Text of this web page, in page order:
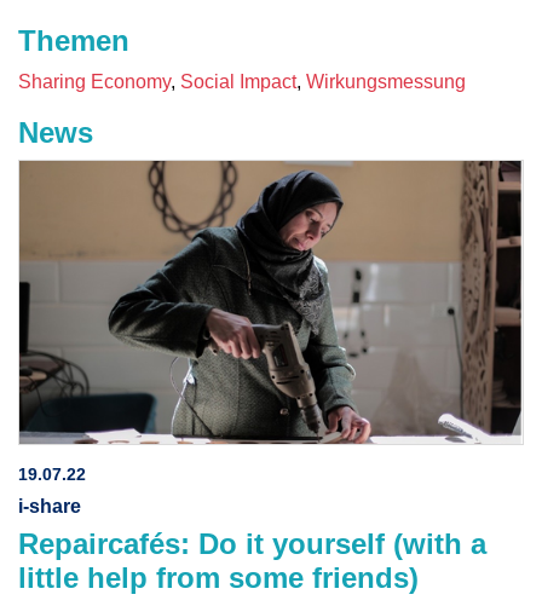
Themen
Sharing Economy Social Impact Wirkungsmessung
News
i-share
Repaircafés: Do it yourself (with a
little help from some friends)
19.07.22